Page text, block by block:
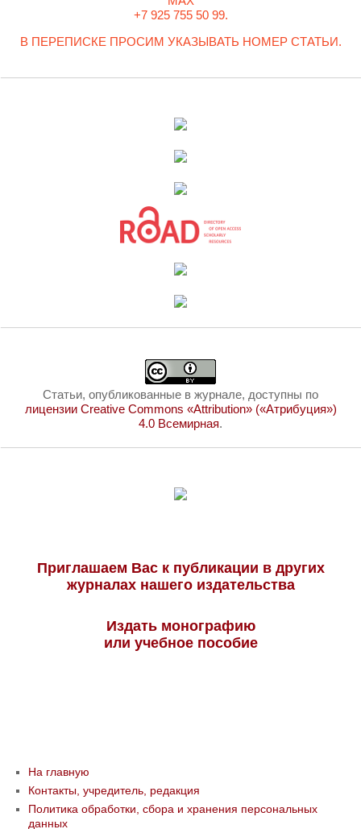
+7 925 755 50 99.
В ПЕРЕПИСКЕ ПРОСИМ УКАЗЫВАТЬ НОМЕР СТАТЬИ.
Статьи, опубликованные в журнале, доступны по
лицензии Creative Commons «Attribution» («Атрибуция»)
4.0 Всемирная.
Приглашаем Вас к публикации в других
журналах нашего издательства
Издать монографию
или учебное пособие
На главную
Контакты, учредитель, редакция
Политика обработки, сбора и хранения персональных
данных